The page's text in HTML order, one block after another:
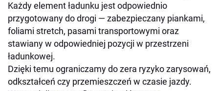
Każdy element ładunku jest odpowiednio
przygotowany do drogi — zabezpieczany piankami,
foliami stretch, pasami transportowymi oraz
stawiany w odpowiedniej pozycji w przestrzeni
ładunkowej.
Dzięki temu ograniczamy do zera ryzyko zarysowań,
odkształceń czy przemieszczeń w czasie jazdy.